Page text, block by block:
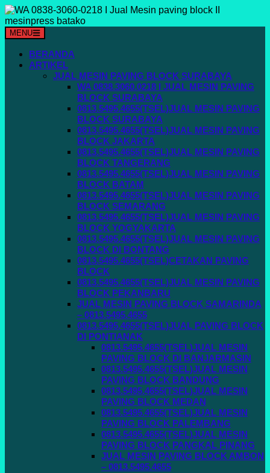
MENU
BERANDA
ARTIKEL
JUAL MESIN PAVING BLOCK SURABAYA
WA 0838.3060.0218 I JUAL MESIN PAVING
BLOCK SURABAYA
0813.5495.4655(TSEL)JUAL MESIN PAVING
BLOCK SURABAYA
0813.5495.4655(TSEL)JUAL MESIN PAVING
BLOCK JAKARTA
0813.5495.4655(TSEL)JUAL MESIN PAVING
BLOCK TANGERANG
0813.5495.4655(TSEL)JUAL MESIN PAVING
BLOCK BATAM
0813.5495.4655(TSEL)JUAL MESIN PAVING
BLOCK SEMARANG
0813.5495.4655(TSEL)JUAL MESIN PAVING
BLOCK YOGYAKARTA
0813.5495.4655(TSEL)JUAL MESIN PAVING
BLOCK DI BONTANG
0813.5495.4655(TSEL)CETAKAN PAVING
BLOCK
0813.5495.4655(TSEL)JUAL MESIN PAVING
BLOCK PEKANBARU
JUAL MESIN PAVING BLOCK SAMARINDA
– 0813.5495.4655
0813.5495.4655(TSEL)JUAL PAVING BLOCK
DI PONTIANAK
0813.5495.4655(TSEL)JUAL MESIN
PAVING BLOCK DI BANJARMASIN
0813.5495.4655(TSEL)JUAL MESIN
PAVING BLOCK BANDUNG
0813.5495.4655(TSEL)JUAL MESIN
PAVING BLOCK MEDAN
0813.5495.4655(TSEL)JUAL MESIN
PAVING BLOCK PALEMBANG
0813.5495.4655(TSEL)JUAL MESIN
PAVING BLOCK PANGKAL PINANG
JUAL MESIN PAVING BLOCK AMBON
– 0813.5495.4655